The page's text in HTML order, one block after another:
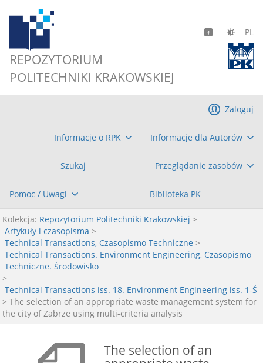
REPOZYTORIUM
POLITECHNIKI KRAKOWSKIEJ
PL
Informacje o RPK Informacje dla Autorów
Szukaj Przeglądanie zasobów
Pomoc / Uwagi Biblioteka PK
Zaloguj
Kolekcja: Repozytorium Politechniki Krakowskiej >
Artykuły i czasopisma >
Technical Transactions, Czasopismo Techniczne >
Technical Transactions. Environment Engineering, Czasopismo
Techniczne. Środowisko
>
Technical Transactions iss. 18. Environment Engineering iss. 1-Ś
> The selection of an appropriate waste management system for
the city of Zabrze using multi-criteria analysis
The selection of an